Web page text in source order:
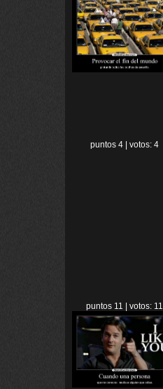
puntos 4 | votos: 4
puntos 11 | votos: 11